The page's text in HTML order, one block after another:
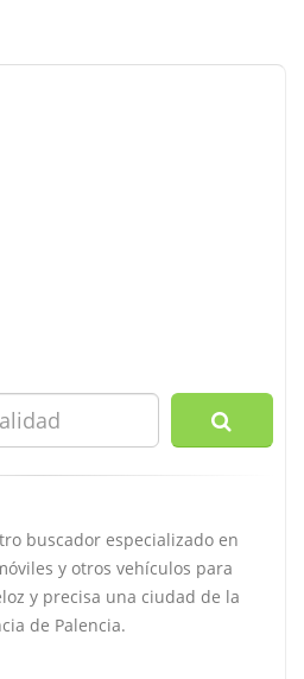
buscador especializado en
y otros vehículos para
y precisa una ciudad de la
de Palencia.